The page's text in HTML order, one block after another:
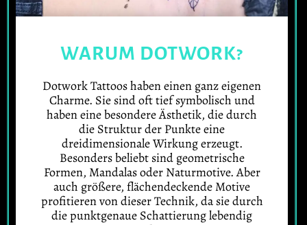
WARUM DOTWORK?
Dotwork Tattoos haben einen ganz eigenen
Charme. Sie sind oft tief symbolisch und
haben eine besondere Ästhetik, die durch
die Struktur der Punkte eine
dreidimensionale Wirkung erzeugt.
Besonders beliebt sind geometrische
Formen, Mandalas oder Naturmotive. Aber
auch größere, flächendeckende Motive
profitieren von dieser Technik, da sie durch
die punktgenaue Schattierung lebendig